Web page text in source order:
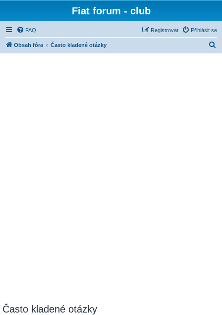
Fiat forum - club
FAQ Přihlásit se
Registrovat
Obsah fóra Často kladené otázky
Často kladené otázky